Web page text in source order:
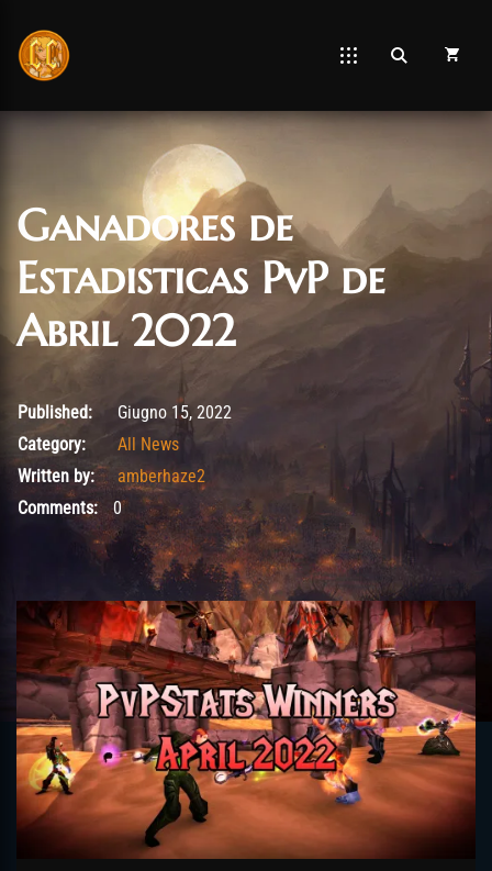
Ganadores de
Estadisticas PvP de
Abril 2022
Giugno 15, 2022
Published:
Giugno 15, 2022
Category:
All News
Written by:
amberhaze2
Comments:0